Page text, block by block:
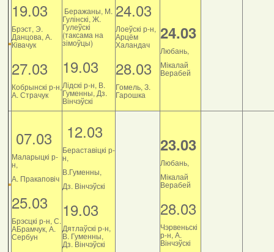
19.03
Брэст, Э.
Данцова, А.
Ківачук
27.03
Кобрынскі р-н,
А. Страчук
Беражаны, М.
Гулінскі, Ж.
Гулеўскі
(таксама на
зімоўцы)
19.03
Лідскі р-н, В.
Гуменны, Дз.
Вінчэўскі
24.03
Лоеўскі р-н,
Арцём
Халандач
28.03
Гомель, З.
Гарошка
24.03
Любань,
Мікалай
Верабей
07.03
Маларыцкі р-
н,
А. Пракаповіч
25.03
Брэсцкі р-н, С.
АБрамчук, А.
Сербун
12.03
Бераставіцкі р-
н,
В.Гуменны,
Дз. Вінчэўскі
19.03
Дятлаўскі р-н,
В. Гуменны,
Дз. Вінчэўскі
23.03
Любань,
Мікалай
Верабей
28.03
Чэрвеньскі
р-н, А.
Вінчэўскі